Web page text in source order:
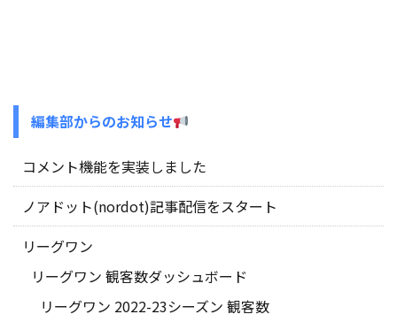
編集部からのお知らせ
コメント機能を実装しました
ノアドット(nordot)記事配信をスタート
リーグワン
リーグワン 観客数ダッシュボード
リーグワン 2022-23シーズン 観客数